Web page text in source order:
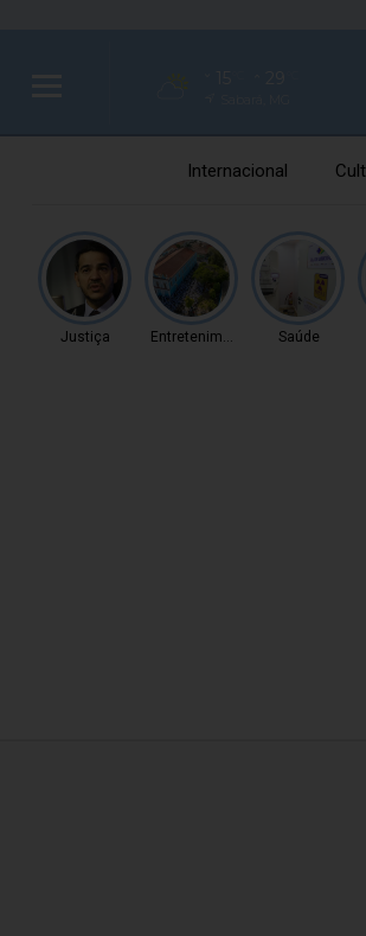
Internacional
Justiça Entretenimento Saúde